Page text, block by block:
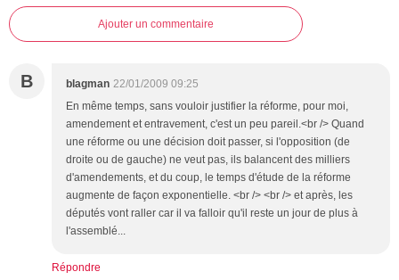
Ajouter un commentaire
B blagman 22/01/2009 09:25
En même temps, sans vouloir justifier la réforme, pour moi,
amendement et entravement, c'est un peu pareil.<br /> Quand
une réforme ou une décision doit passer, si l'opposition (de
droite ou de gauche) ne veut pas, ils balancent des milliers
d'amendements, et du coup, le temps d'étude de la réforme
augmente de façon exponentielle. <br /> <br /> et après, les
députés vont raller car il va falloir qu'il reste un jour de plus à
l'assemblé...
Répondre